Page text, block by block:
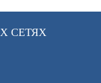
СЕТЯХ